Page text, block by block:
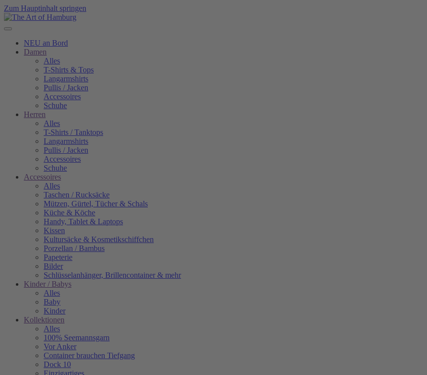
Zum Hauptinhalt springen
NEU an Bord
Damen
Alles
T-Shirts & Tops
Langarmshirts
Pullis / Jacken
Accessoires
Schuhe
Herren
Alles
T-Shirts / Tanktops
Langarmshirts
Pullis / Jacken
Accessoires
Schuhe
Accessoires
Alles
Taschen / Rucksäcke
Mützen, Gürtel, Tücher & Schals
Küche & Köche
Handy, Tablet & Laptops
Kissen
Kultursäcke & Kosmetikschiffchen
Porzellan / Bambus
Papeterie
Bilder
Schlüsselanhänger, Brillencontainer & mehr
Kinder / Babys
Alles
Baby
Kinder
Kollektionen
Alles
100% Seemannsgarn
Vor Anker
Container brauchen Tiefgang
Dock 10
Einzigartiges